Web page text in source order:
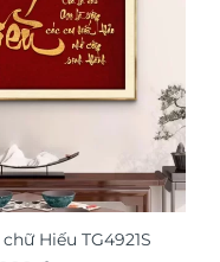
Hiếu TG4921S